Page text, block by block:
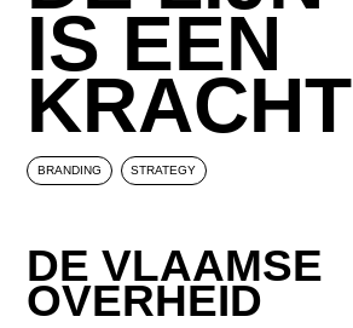
IS EEN
KRACHT
BRANDING STRATEGY
DE VLAAMSE
OVERHEID